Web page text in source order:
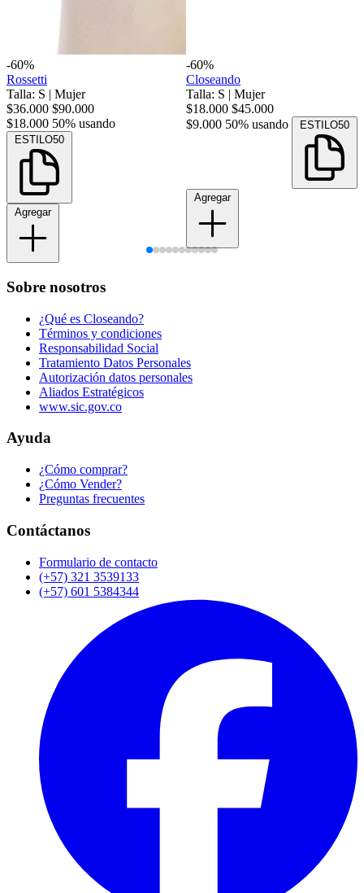
-60%
Rossetti
Talla: S | Mujer
$36.000 $90.000
$18.000 50% usando
ESTILO50
Agregar
-60%
Closeando
Talla: S | Mujer
$18.000 $45.000
$9.000 50% usando ESTILO50
Agregar
Sobre nosotros
¿Qué es Closeando?
Términos y condiciones
Responsabilidad Social
Tratamiento Datos Personales
Autorización datos personales
Aliados Estratégicos
www.sic.gov.co
Ayuda
¿Cómo comprar?
¿Cómo Vender?
Preguntas frecuentes
Contáctanos
Formulario de contacto
(+57) 321 3539133
(+57) 601 5384344